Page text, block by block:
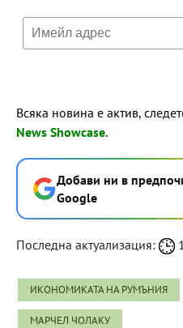
Всяка новина е актив,
News Showcase.
Добави ни в
Google
Последна актуализация:
ИКОНОМИКАТА НА РУМЪНИЯ
МАРЧЕЛ ЧОЛАКУ